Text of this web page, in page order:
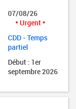
07/08/26
Urgent
CDD - Temps
partiel
Début : 1er
septembre 2026